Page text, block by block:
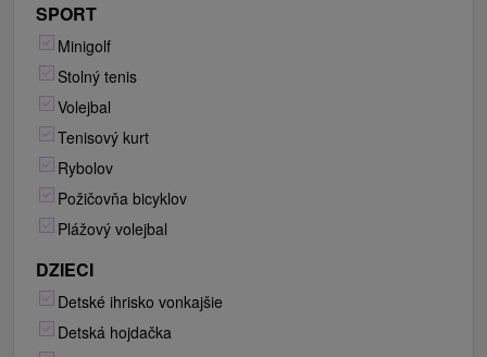
SPORT
Minigolf
Stolný tenis
Volejbal
Tenisový kurt
Rybolov
Požičovňa bicyklov
Plážový volejbal
DZIECI
Detské ihrisko vonkajšie
Detská hojdačka